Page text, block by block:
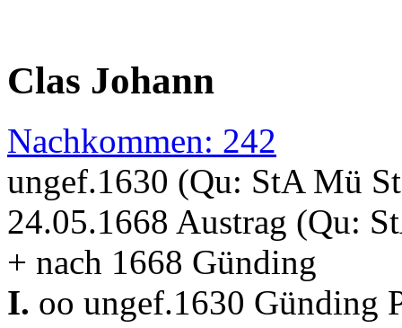
Clas Johann
Nachkommen: 242
ungef.1630 (Qu: StA Mü
24.05.1668 Austrag (Qu:
+ nach 1668 Günding
I. oo ungef.1630 Günding